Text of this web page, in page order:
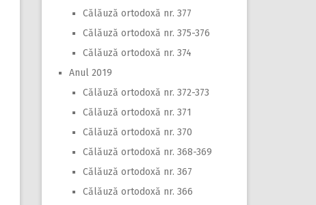
Călăuză ortodoxă nr. 377
Călăuză ortodoxă nr. 375-376
Călăuză ortodoxă nr. 374
Anul 2019
Călăuză ortodoxă nr. 372-373
Călăuză ortodoxă nr. 371
Călăuză ortodoxă nr. 370
Călăuză ortodoxă nr. 368-369
Călăuză ortodoxă nr. 367
Călăuză ortodoxă nr. 366